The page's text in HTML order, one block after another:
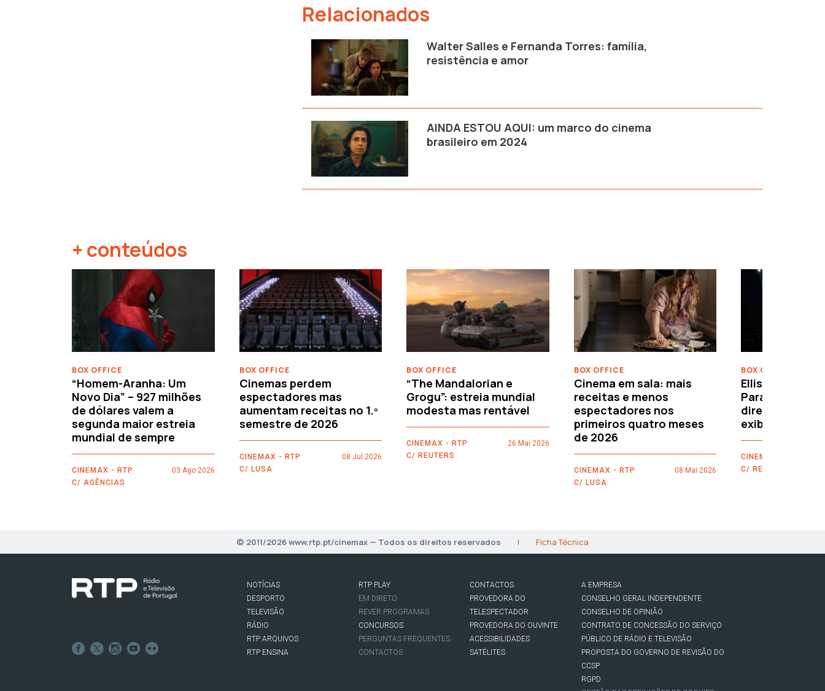
Relacionados
Walter Salles e Fernanda Torres: família,
resistência e amor
AINDA ESTOU AQUI: um marco do cinema
brasileiro em 2024
+ conteúdos
BOX OFFICE
“Homem-Aranha: Um
Novo Dia” – 927 milhões
de dólares valem a
segunda maior estreia
mundial de sempre
CINEMAX - RTP
C/ AGÊNCIAS
03 Ago 2026
BOX OFFICE
Cinemas perdem
espectadores mas
aumentam receitas no 1.º
semestre de 2026
CINEMAX - RTP
C/ LUSA
08 Jul 2026
BOX OFFICE
“The Mandalorian e
Grogu”: estreia mundial
modesta mas rentável
CINEMAX - RTP
C/ REUTERS
26 Mai 2026
BOX OFFICE
Cinema em sala: mais
receitas e menos
espectadores nos
primeiros quatro meses
de 2026
CINEMAX - RTP
C/ LUSA
08 Mai 2026
BOX OFFICE
Ellison leva o
directamente
exibidores
CINEMAX - RTP
C/ REUTERS
© 2011/2026 www.rtp.pt/cinemax — Todos os direitos reservados | Ficha Técnica
NOTÍCIAS
DESPORTO
TELEVISÃO
RÁDIO
RTP ARQUIVOS
RTP ENSINA
RTP PLAY
EM DIRETO
REVER PROGRAMAS
CONCURSOS
PERGUNTAS FREQUENTES
CONTACTOS
CONTACTOS
PROVEDORA DO
TELESPECTADOR
PROVEDORA DO OUVINTE
ACESSIBILIDADES
SATÉLITES
A EMPRESA
CONSELHO GERAL INDEPENDENTE
CONSELHO DE OPINIÃO
CONTRATO DE CONCESSÃO DO SERVIÇO
PÚBLICO DE RÁDIO E TELEVISÃO
PROPOSTA DO GOVERNO DE REVISÃO DO
CCSP
RGPD